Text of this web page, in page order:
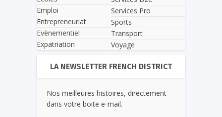
Emploi
Entrepreneuriat
Evènementiel
Expatriation
Services Pro
Sports
Transport
Voyage
LA NEWSLETTER FRENCH DISTRICT
Nos meilleures histoires, directement
dans votre boite e-mail.